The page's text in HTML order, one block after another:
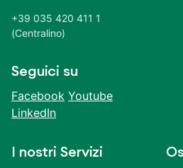
+39 035 420 411 1
(Centralino)
Seguici su
Facebook Youtube
LinkedIn
I nostri Servizi